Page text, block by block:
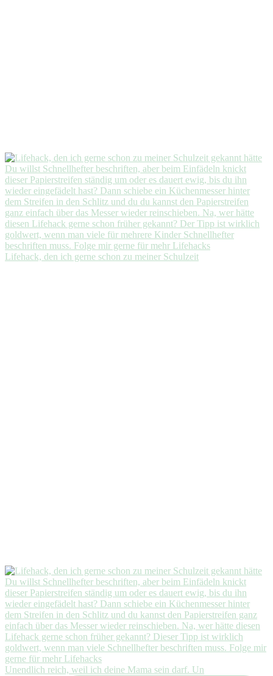
Lifehack, den ich gerne schon zu meiner Schulzeit
Unendlich reich, weil ich deine Mama sein darf. Un